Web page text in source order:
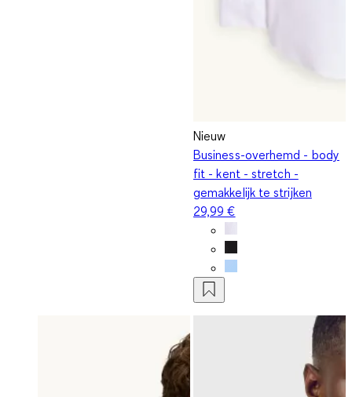
Nieuw
Business-overhemd - body
fit - kent - stretch -
gemakkelijk te strijken
29,99 €